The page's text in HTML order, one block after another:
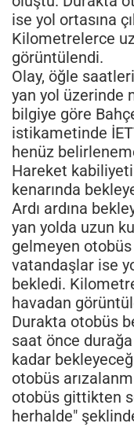
ise yol ortasına
Kilometrelerce
görüntülendi.
Olay, öğle
yan yol üzerinde
bilgiye göre
istikametinde
henüz
Hareket
kenarında
Ardı ardına
yan yolda uzun
gelmeyen
vatandaşlar ise
bekledi.
havadan
Durakta otobüs
saat önce
kadar
otobüs
otobüs gittikten
herhalde"